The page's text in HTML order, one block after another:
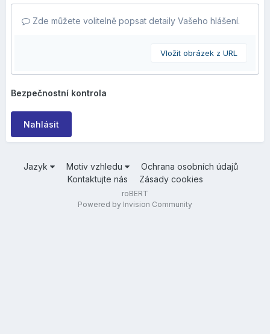
Zde můžete volitelně popsat detaily Vašeho hlášení.
Vložit obrázek z URL
Bezpečnostní kontrola
Nahlásit
Jazyk Motiv vzhledu
Ochrana osobních údajů
Kontaktujte nás
Zásady cookies
roBERT
Powered by Invision Community